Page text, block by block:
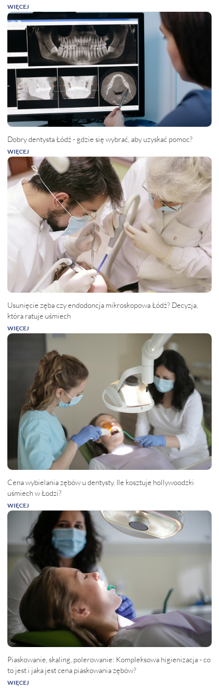
WIĘCEJ
Dobry dentysta Łódź - gdzie się wybrać, aby uzyskać pomoc?
WIĘCEJ
Usunięcie zęba czy endodoncja mikroskopowa Łódź? Decyzja,
która ratuje uśmiech
WIĘCEJ
Cena wybielania zębów u dentysty. Ile kosztuje hollywoodzki
uśmiech w Łodzi?
WIĘCEJ
Piaskowanie, skaling, polerowanie: Kompleksowa higienizacja - co
to jest i jaka jest cena piaskowania zębów?
WIĘCEJ